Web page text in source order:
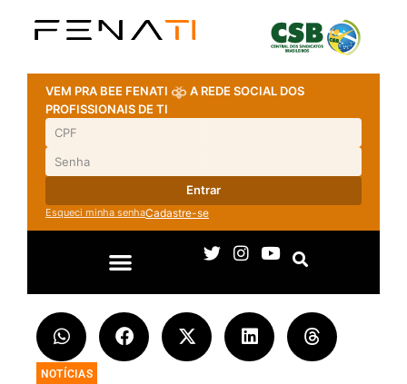
VEM PRA BEE FENATI
A REDE SOCIAL DOS
PROFISSIONAIS DE TI
Entrar
Esqueci minha senhaCadastre-se
NOTÍCIAS